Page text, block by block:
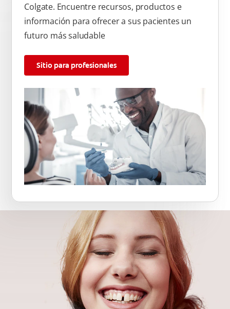
Colgate. Encuentre recursos, productos e
información para ofrecer a sus pacientes un
futuro más saludable
Sitio para profesionales